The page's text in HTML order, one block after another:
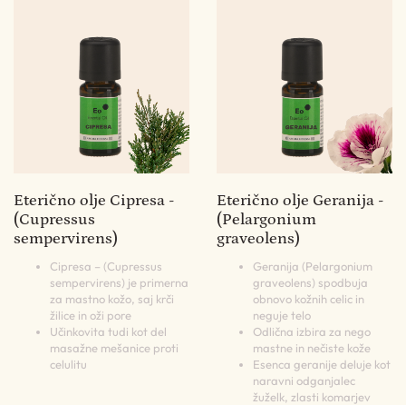
Eterično olje Cipresa -
(Cupressus
sempervirens)
Cipresa – (Cupressus
sempervirens) je primerna
za mastno kožo, saj krči
žilice in oži pore
Učinkovita tudi kot del
masažne mešanice proti
celulitu
Eterično olje Geranija -
(Pelargonium
graveolens)
Geranija (Pelargonium
graveolens) spodbuja
obnovo kožnih celic in
neguje telo
Odlična izbira za nego
mastne in nečiste kože
Esenca geranije deluje kot
naravni odganjalec
žuželk, zlasti komarjev